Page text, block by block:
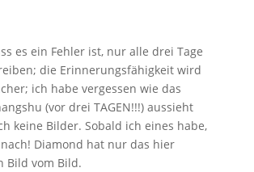
es ein Fehler ist, nur alle drei Tage
die Erinnerungsfähigkeit wird
ich habe vergessen wie das
(vor drei TAGEN!!!) aussieht
keine Bilder. Sobald ich eines habe,
Diamond hat nur das hier
Bild vom Bild.